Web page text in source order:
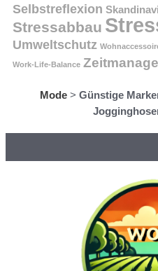
Selbstreflexion
Stressabbau
Umweltschutz
Work-Life-Balance
Mode > Günstige